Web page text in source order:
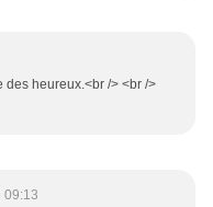
des heureux.<br /> <br />
09:13